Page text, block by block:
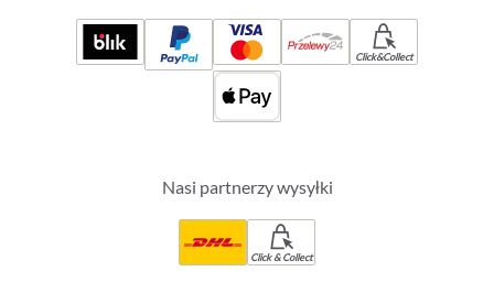
Click&Collect
Nasi partnerzy wysyłki
Click & Collect